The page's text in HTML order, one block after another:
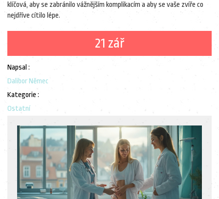
klíčová, aby se zabránilo vážnějším komplikacím a aby se vaše zvíře co
nejdříve cítilo lépe.
21 zář
Napsal :
Dalibor Němec
Kategorie :
Ostatní